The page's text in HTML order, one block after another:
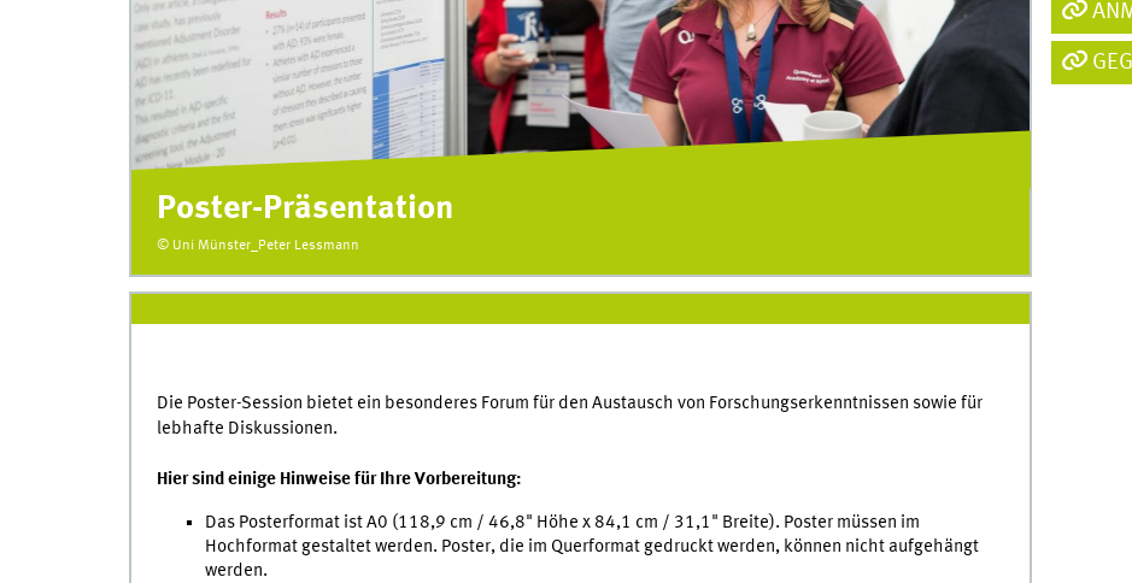
Poster-Präsentation
© Uni Münster_Peter Lessmann
Die Poster-Session bietet ein besonderes Forum für den Austausch von Forschungserkenntnissen sowie für
lebhafte Diskussionen.
Hier sind einige Hinweise für Ihre Vorbereitung:
Das Posterformat ist A0 (118,9 cm / 46,8" Höhe x 84,1 cm / 31,1" Breite). Poster müssen im
Hochformat gestaltet werden. Poster, die im Querformat gedruckt werden, können nicht aufgehängt
werden.